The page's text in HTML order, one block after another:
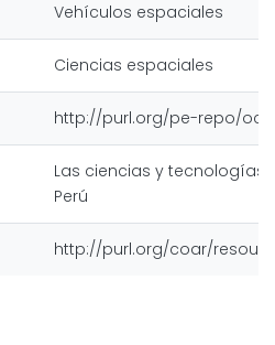
Vehículos espaciales
Ciencias espaciales
http://purl.org/pe-repo/
Las ciencias y tecnologías
Perú
http://purl.org/coar/